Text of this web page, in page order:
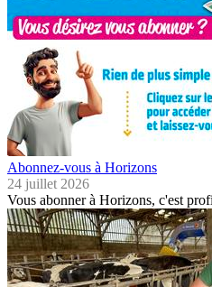
Abonnez-vous à Horizons
24 juillet 2026
Vous abonner à Horizons, c'est